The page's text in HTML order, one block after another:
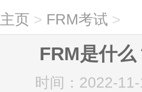
主页 > FRM考试 >
FRM是什
时间：2022-